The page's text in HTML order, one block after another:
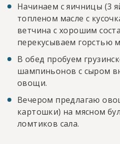
Начинаем с яичницы (3
топленом масле с
ветчина с хорошим
перекусываем горстью
В обед пробуем
шампиньонов с сыром
овощи.
Вечером предлагаю
картошки) на мясном
ломтиков сала.